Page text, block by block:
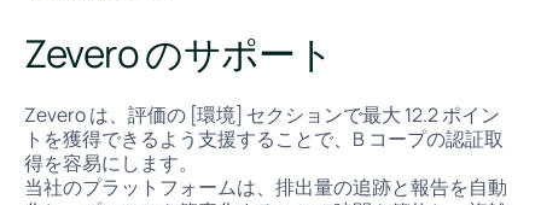
Zevero のサポート
Zevero は、評価の [環境] セクションで最大 12.2 ポイン
トを獲得できるよう支援することで、B コープの認証取
得を容易にします。
当社のプラットフォームは、排出量の追跡と報告を自動